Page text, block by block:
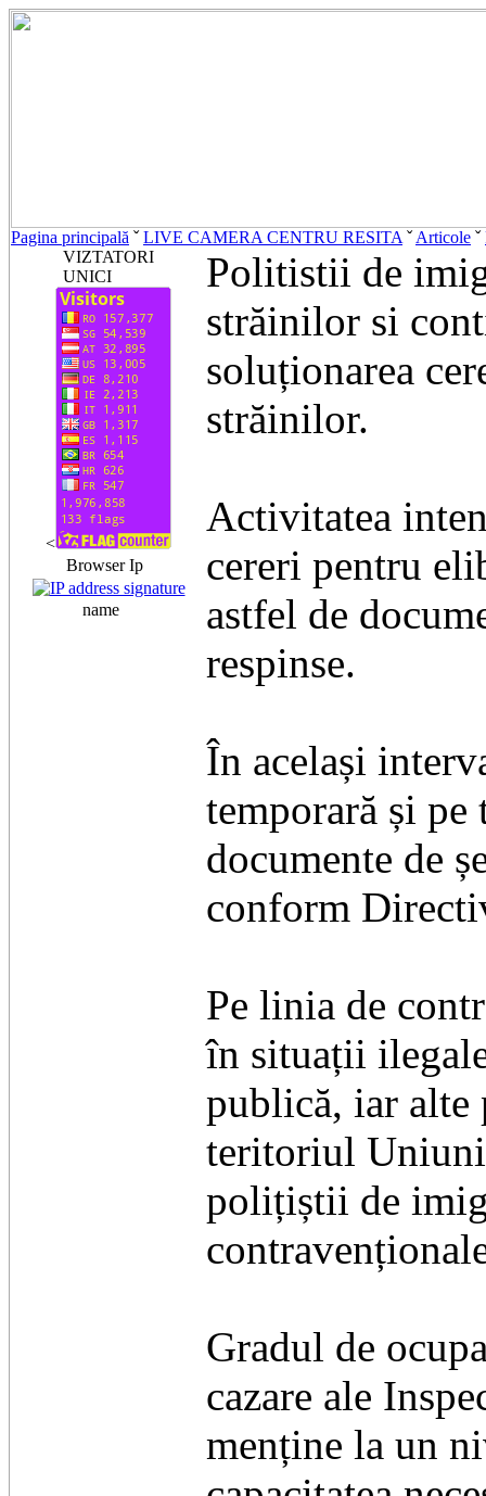
Pagina principală ˇLIVE CAMERA CENTRU RESITA ˇArticole ˇ
VIZTATORI
UNICI
<
Browser Ip
name
Politistii de
străinilor si
soluționarea
străinilor.
Activitatea
cereri pentru
astfel de
respinse.
În același
temporară și
documente de
conform
Pe linia de
în situații
publică, iar alte
teritoriul
polițiștii de
Gradul de
cazare ale
menține la un